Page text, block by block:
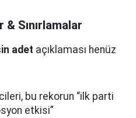
Sınırlamalar
adet açıklaması henüz
bu rekorun “ilk parti
etkisi”